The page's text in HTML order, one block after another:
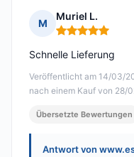
M
Muriel L.
Hinweis: 5 von 5
Veröffentlicht am 14/03/
nach einem Kauf von 28/
Schnelle Lieferung
Übersetzte Bewertungen
Antwort von